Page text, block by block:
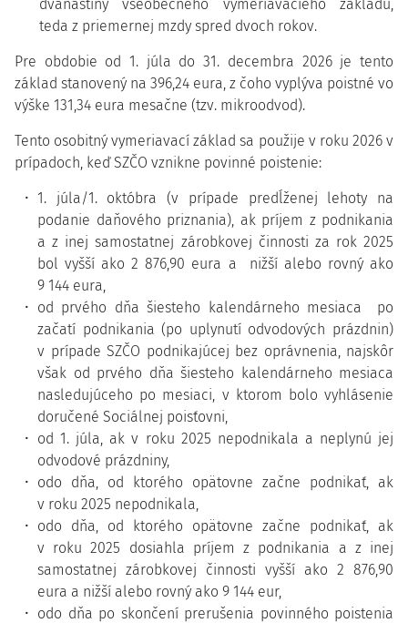
dvanástiny všeobecného vymeriavacieho základu,
teda z priemernej mzdy spred dvoch rokov.
Pre obdobie od 1. júla do 31. decembra 2026 je tento
základ stanovený na 396,24 eura, z čoho vyplýva poistné vo
výške 131,34 eura mesačne (tzv. mikroodvod).
Tento osobitný vymeriavací základ sa použije v roku 2026 v
prípadoch, keď SZČO vznikne povinné poistenie:
1. júla/1. októbra (v prípade predĺženej lehoty na
podanie daňového priznania), ak príjem z podnikania
a z inej samostatnej zárobkovej činnosti za rok 2025
bol vyšší ako 2 876,90 eura a nižší alebo rovný ako
9 144 eura,
od prvého dňa šiesteho kalendárneho mesiaca po
začatí podnikania (po uplynutí odvodových prázdnin)
v prípade SZČO podnikajúcej bez oprávnenia, najskôr
však od prvého dňa šiesteho kalendárneho mesiaca
nasledujúceho po mesiaci, v ktorom bolo vyhlásenie
doručené Sociálnej poisťovni,
od 1. júla, ak v roku 2025 nepodnikala a neplynú jej
odvodové prázdniny,
odo dňa, od ktorého opätovne začne podnikať, ak
v roku 2025 nepodnikala,
odo dňa, od ktorého opätovne začne podnikať, ak
v roku 2025 dosiahla príjem z podnikania a z inej
samostatnej zárobkovej činnosti vyšší ako 2 876,90
eura a nižší alebo rovný ako 9 144 eur,
odo dňa po skončení prerušenia povinného poistenia